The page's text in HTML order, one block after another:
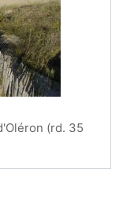
(rd. 35